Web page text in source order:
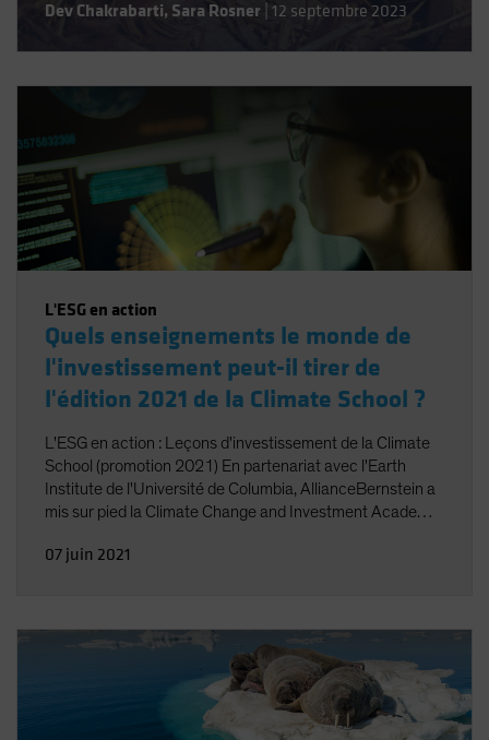
Dev Chakrabarti, Sara Rosner 12 septembre 2023
L'ESG en action
Quels enseignements le monde de
l'investissement peut-il tirer de
l'édition 2021 de la Climate School ?
L'ESG en action : Leçons d'investissement de la Climate
School (promotion 2021) En partenariat avec l'Earth
Institute de l'Université de Columbia, AllianceBernstein a
mis sur pied la Climate Change and Investment Academy.
clients et partenaires à mieux comprendre les multiples
d'investissement.
07 juin 2021